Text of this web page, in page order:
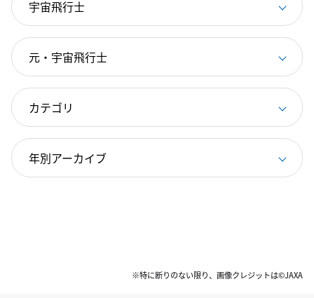
※特に断りのない限り、画像クレジットは©JAXA